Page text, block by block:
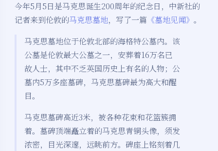
今年5月5日是马克思诞生200周年的纪念日，中新社的
记者来到伦敦的马克思墓地，写了一篇 《墓地见闻》 。
马克思墓地位于伦敦北部的海格特公墓内。该
公墓是伦敦最大公墓之一，安葬着16万名已
故人士，其中不乏英国历史上有名的人物；公
墓内5万多座墓碑，马克思墓碑最为高大和醒
目。
马克思墓碑高近3米，被各种花束和花篮簇拥
着。墓碑顶端矗立着的马克思青铜头像，须发
浓密，目光深邃，远眺前方。碑座上铭刻着几